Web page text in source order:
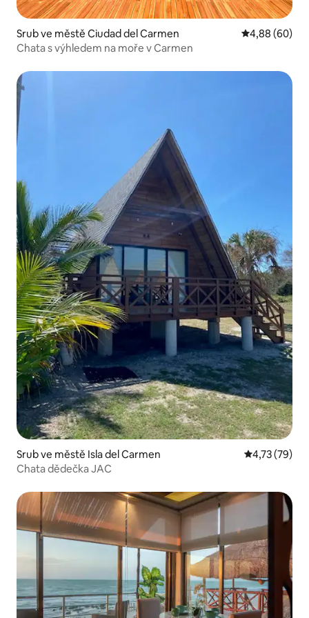
Srub ve městě Ciudad del Carmen Průměrné
4,88 (60)
Chata s výhledem na moře v Carmen
Srub ve městě Isla del Carmen Průměrné
4,73 (79)
Chata dědečka JAC